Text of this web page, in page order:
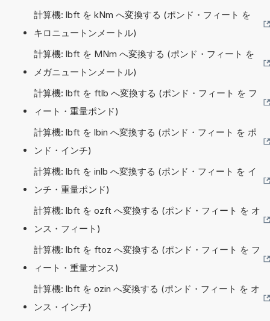
計算機: lbft を kNm へ変換する (ポンド・フィート を
キロニュートンメートル)
計算機: lbft を MNm へ変換する (ポンド・フィート を
メガニュートンメートル)
計算機: lbft を ftlb へ変換する (ポンド・フィート を フ
ィート・重量ポンド)
計算機: lbft を lbin へ変換する (ポンド・フィート を ポ
ンド・インチ)
計算機: lbft を inlb へ変換する (ポンド・フィート を イ
ンチ・重量ポンド)
計算機: lbft を ozft へ変換する (ポンド・フィート を オ
ンス・フィート)
計算機: lbft を ftoz へ変換する (ポンド・フィート を フ
ィート・重量オンス)
計算機: lbft を ozin へ変換する (ポンド・フィート を オ
ンス・インチ)